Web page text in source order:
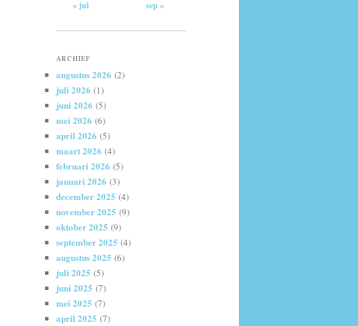
« jul sep »
ARCHIEF
augustus 2026 (2)
juli 2026 (1)
juni 2026 (5)
mei 2026 (6)
april 2026 (5)
maart 2026 (4)
februari 2026 (5)
januari 2026 (3)
december 2025 (4)
november 2025 (9)
oktober 2025 (9)
september 2025 (4)
augustus 2025 (6)
juli 2025 (5)
juni 2025 (7)
mei 2025 (7)
april 2025 (7)